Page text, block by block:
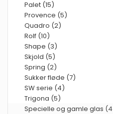
Palet (15)
Provence (5)
Quadro (2)
Rolf (10)
Shape (3)
Skjold (5)
Spring (2)
Sukker fløde (7)
SW serie (4)
Trigona (5)
Specielle og gamle glas